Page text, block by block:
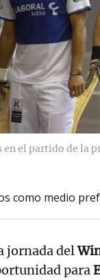
el partido de la
como medio
jornada del
para